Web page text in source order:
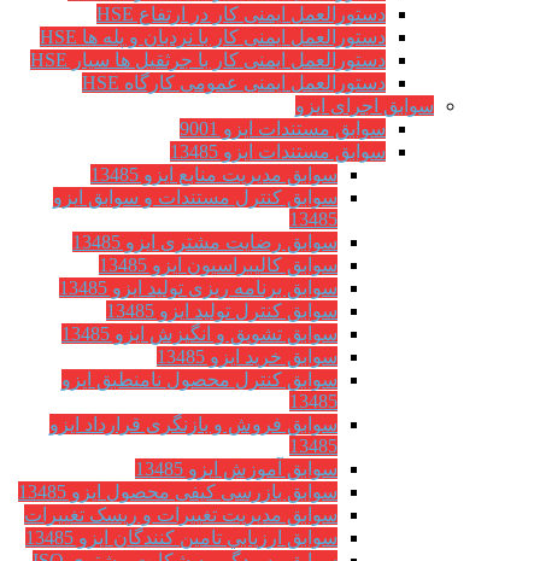
دستورالعمل ایمنی کار در ارتفاع HSE
دستورالعمل ایمنی کار با نردبان و پله ها HSE
دستورالعمل ایمنی کار با جرثقیل ها سیار HSE
دستورالعمل ایمنی عمومی کارگاه HSE
سوابق اجرای ایزو
سوابق مستندات ایزو 9001
سوابق مستندات ایزو 13485
سوابق مدیریت منابع ایزو 13485
سوابق کنترل مستندات و سوابق ایزو
13485
سوابق رضایت مشتری ایزو 13485
سوابق كاليبراسيون ایزو 13485
سوابق برنامه ریزی تولید ایزو 13485
سوابق کنترل تولید ایزو 13485
سوابق تشویق و انگیزش ایزو 13485
سوابق خرید ایزو 13485
سوابق کنترل محصول نامنطبق ایزو
13485
سوابق فروش و بازنگری قرارداد ایزو
13485
سوابق آموزش ایزو 13485
سوابق بازرسی کیفی محصول ایزو 13485
سوابق مدیریت تغییرات و ریسک تغییرات
سوابق ارزيابي تامين كنندگان ایزو 13485